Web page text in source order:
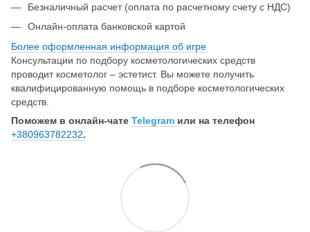
Безналичный расчет (оплата по расчетному счету с НДС)
Онлайн-оплата банковской картой
Более оформленная информация об игре
Консультации по подбору косметологических средств
проводит косметолог – эстетист. Вы можете получить
квалифицированную помощь в подборе косметологических
средств.
Поможем в онлайн-чате Telegram или на телефон
+380963782232.